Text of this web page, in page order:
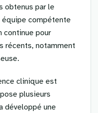
obtenus par le
équipe compétente
continue pour
récents, notamment
clinique est
plusieurs
développé une